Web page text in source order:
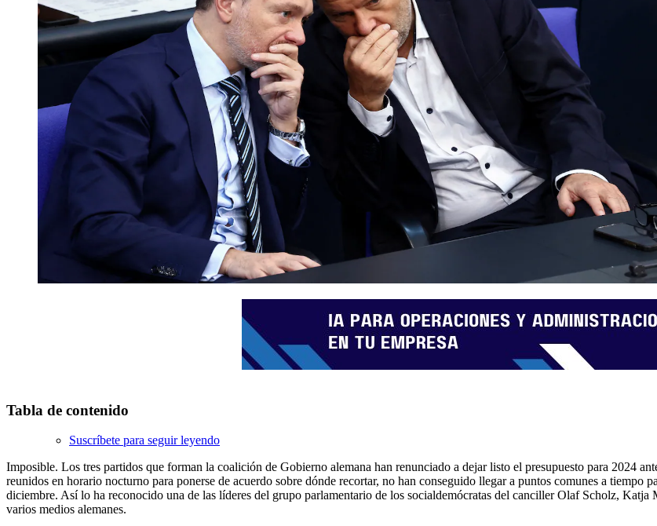
Tabla de contenido
Suscríbete para seguir leyendo
Imposible. Los tres partidos que forman la coalición de Gobierno alemana han renunciado a dejar listo el presupuesto para 2024
reunidos en horario nocturno para ponerse de acuerdo sobre dónde recortar, no han conseguido llegar a puntos comunes a tiempo
diciembre. Así lo ha reconocido una de las líderes del grupo parlamentario de los socialdemócratas del canciller Olaf Scholz, Katja
varios medios alemanes.